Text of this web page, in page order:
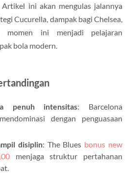
Artikel ini akan mengulas jalannya
Cucurella, dampak bagi Chelsea,
momen ini menjadi pelajaran
bola modern.
penuh intensitas: Barcelona
dengan penguasaan
disiplin: The Blues bonus new
menjaga struktur pertahanan